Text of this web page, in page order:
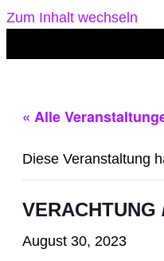
Zum Inhalt wechseln
« Alle
Diese Veranstaltung
VERACHTUNG
August 30, 2023